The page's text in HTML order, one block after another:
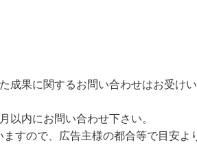
成果に関するお問い合わせはお受け
以内にお問い合わせ下さい。
ので、広告主様の都合等で目安よ